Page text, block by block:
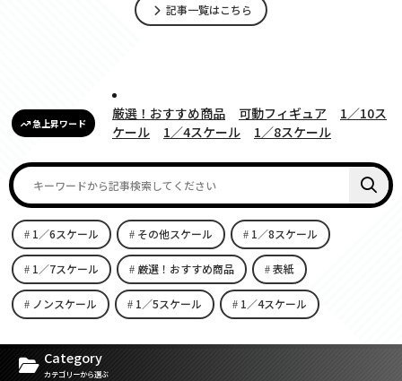
記事一覧はこちら
急上昇ワード
厳選！おすすめ商品 可動フィギュア
1／10ス
ケール
1／4スケール 1／8スケール
1／6スケール その他スケール 1／8スケール
1／7スケール 厳選！おすすめ商品 表紙
ノンスケール 1／5スケール 1／4スケール
[carousel-horizontal-posts-content-slider id=9342]
Category
カテゴリーから選ぶ